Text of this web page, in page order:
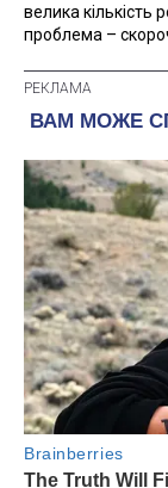
велика кількість
проблема –